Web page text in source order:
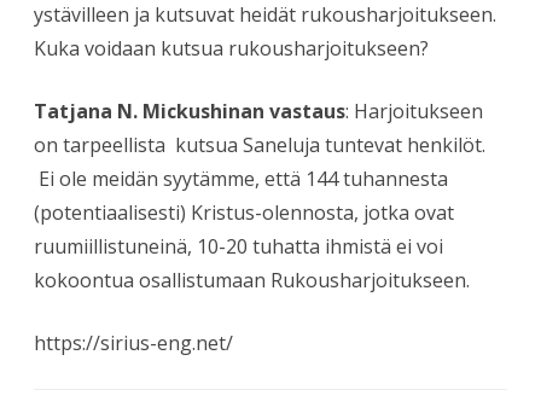
ystävilleen ja kutsuvat heidät rukousharjoitukseen.
Kuka voidaan kutsua rukousharjoitukseen?
Tatjana N. Mickushinan vastaus: Harjoitukseen
on tarpeellista kutsua Saneluja tuntevat henkilöt.
Ei ole meidän syytämme, että 144 tuhannesta
(potentiaalisesti) Kristus-olennosta, jotka ovat
ruumiillistuneinä, 10-20 tuhatta ihmistä ei voi
kokoontua osallistumaan Rukousharjoitukseen.
https://sirius-eng.net/